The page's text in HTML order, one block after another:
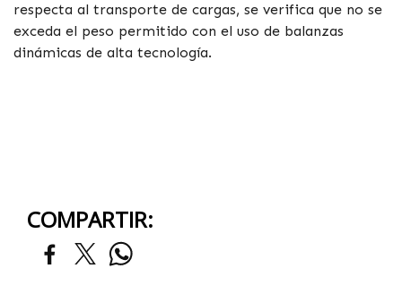
respecta al transporte de cargas, se verifica que no se
exceda el peso permitido con el uso de balanzas
dinámicas de alta tecnología.
COMPARTIR: